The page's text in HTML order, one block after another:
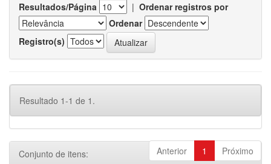
Resultados/Página | Ordenar registros por
Ordenar
Registro(s)
Resultado 1-1 de 1.
Anterior 1 Próximo
Conjunto de itens: